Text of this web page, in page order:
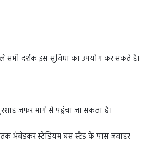
सभी दर्शक इस सुविधा का उपयोग कर सकते हैं।
जफर मार्ग से पहुंचा जा सकता है।
तक अंबेडकर स्टेडियम बस स्टैंड के पास जवाहर